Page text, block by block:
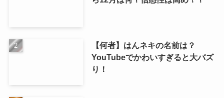
【何者】はんネキの名前は？
YouTubeでかわいすぎると大バズ
り！